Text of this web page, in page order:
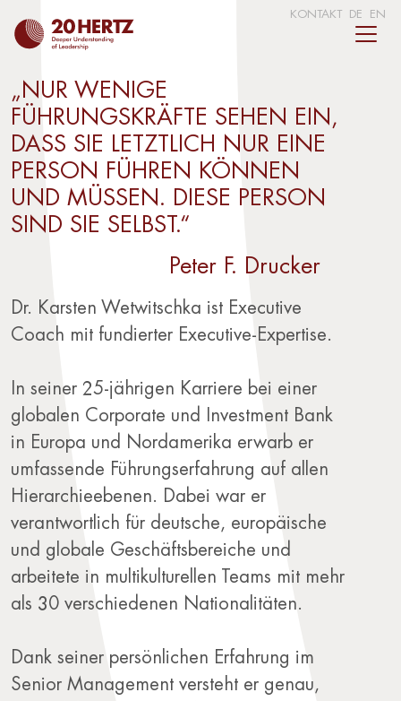
KONTAKT DE EN
„NUR WENIGE
FÜHRUNGSKRÄFTE SEHEN EIN,
DASS SIE LETZTLICH NUR EINE
PERSON FÜHREN KÖNNEN
UND MÜSSEN. DIESE PERSON
SIND SIE SELBST.“
Peter F. Drucker
Dr. Karsten Wetwitschka ist Executive
Coach mit fundierter Executive-Expertise.
In seiner 25-jährigen Karriere bei einer
globalen Corporate und Investment Bank
in Europa und Nordamerika erwarb er
umfassende Führungserfahrung auf allen
Hierarchieebenen. Dabei war er
verantwortlich für deutsche, europäische
und globale Geschäftsbereiche und
arbeitete in multikulturellen Teams mit mehr
als 30 verschiedenen Nationalitäten.
Dank seiner persönlichen Erfahrung im
Senior Management versteht er genau,